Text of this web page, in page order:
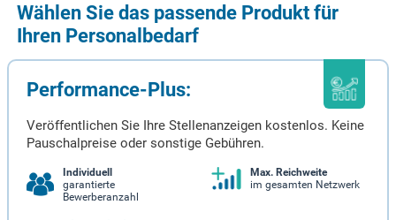
Wählen Sie das passende Produkt für
Ihren Personalbedarf
Performance-Plus:
Veröffentlichen Sie Ihre Stellenanzeigen kostenlos. Keine
Pauschalpreise oder sonstige Gebühren.
Individuell
garantierte
Bewerberanzahl
Max. Reichweite
im gesamten Netzwerk